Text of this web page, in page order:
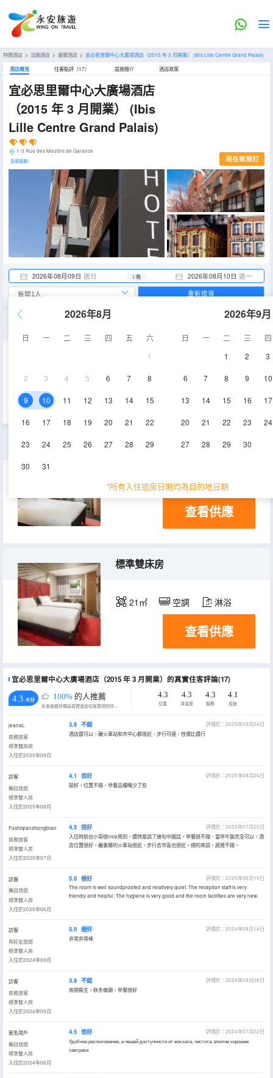
特價酒店 > 法國酒店 > 裏爾酒店 > 宜必思里爾中心大廣場酒店（2015 年 3 月開業） (Ibis Lille Centre Grand Palais)
酒店概览 住客點評（17） 設施簡介 酒店政策
宜必思里爾中心大廣場酒店
（2015 年 3 月開業） (Ibis
Lille Centre Grand Palais)
1-3 Rue des Moulins de Garance
全部設施> 現在就預訂
2026年08月09日 週日 2026年08月10日 週一
1 晚
2026年8月
日 一 二 三 四 五
六
1
2 3 4 5 6 7 8
9 10 11 12 13 14 15
16 17 18 19 20 21 22
23 24 25 26 27 28 29
30 31
2026年9月
日 一 二 三
四
1
2 3
6 7 8 9 10
13 14 15 16 17
20 21 22 23 24
27 28 29 30
*所有入住退房日期均為目的地日期
重新搜尋
標準雙人房
20㎡ 空調 淋浴
查看供應
標準雙床房
21㎡ 空調 淋浴
查看供應
宜必思里爾中心大廣場酒店（2015 年 3 月開業）的真實住客評論(17)
4.3 /5分 100% 的人推薦
永安旅遊評價由真實酒店住客提供的評價。
4.3
位置
4.3
清潔度
4.3
服務
4.1
設施
jeanaL
商務旅客
標準雙床房
入住於2025年09月
3.8 不錯
評價於：2025年09月24日
酒店還可以，離火車站和市中心都很近，步行可達，性價比還行
訪客
獨自旅遊
標準雙人房
入住於2025年08月
4.1 很好
評價於：2025年08月24日
挺好，位置不錯，早餐品種略少了些
Fushiqianzhongbian
商務旅客
標準雙人房
入住於2025年07月
4.5 很好
評價於：2025年07月20日
入住時前台小哥很nice周到，還特意説了幾句中國話。早餐很不錯，當早午飯完全可以。酒
店位置很好，離裏爾的火車站很近，步行去市區也很近。總的來説，感覺不錯。
訪客
獨自旅遊
標準雙人房
入住於2025年06月
5.0 極好
評價於：2025年06月19日
The room is well soundproofed and relatively quiet. The reception staff is very
friendly and helpful. The hygiene is very good and the room facilities are very new.
訪客
與好友旅遊
標準雙人房
入住於2024年09月
5.0 極好
評價於：2024年09月14日
非常非常棒
訪客
商務旅客
標準雙人房
入住於2024年09月
3.8 不錯
評價於：2024年09月08日
房間衞生，秋冬偏潮，早餐很好
匿名用戶
獨自旅遊
標準雙人房
入住於2024年06月
4.5 很好
評價於：2024年07月02日
Удобное расположение, в пешей доступности от вокзала, чистота, вполне хорошие
завтраки